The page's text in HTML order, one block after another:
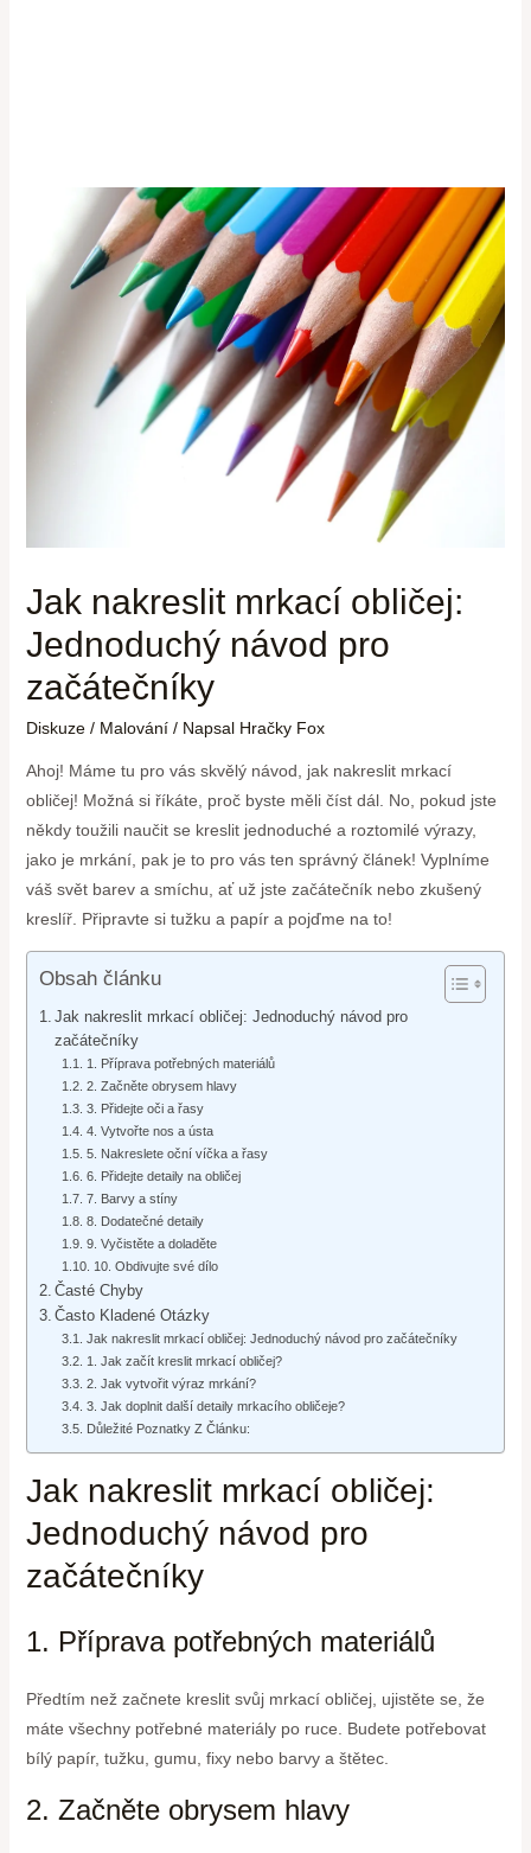
Jak nakreslit mrkací obličej:
Jednoduchý návod pro
začátečníky
Diskuze / Malování/ Napsal Hračky Fox
Ahoj! Máme tu pro vás skvělý návod, jak nakreslit mrkací
obličej! Možná si říkáte, proč byste měli číst dál. No, pokud jste
někdy toužili naučit se kreslit jednoduché a roztomilé výrazy,
jako je mrkání, pak je to pro vás ten správný článek! Vyplníme
váš svět barev a smíchu, ať už jste začátečník nebo zkušený
kreslíř. Připravte si tužku a papír a pojďme na to!
Obsah článku
Jak nakreslit mrkací obličej: Jednoduchý návod pro
začátečníky
1. Příprava potřebných materiálů
2. Začněte obrysem hlavy
3. Přidejte oči a řasy
4. Vytvořte nos a ústa
5. Nakreslete oční víčka a řasy
6. Přidejte detaily na obličej
7. Barvy a stíny
8. Dodatečné detaily
9. Vyčistěte a doladěte
10. Obdivujte své dílo
Časté Chyby
Často Kladené Otázky
Jak nakreslit mrkací obličej: Jednoduchý návod pro začátečníky
1. Jak začít kreslit mrkací obličej?
2. Jak vytvořit výraz mrkání?
3. Jak doplnit další detaily mrkacího obličeje?
Důležité Poznatky Z Článku:
Jak nakreslit mrkací obličej:
Jednoduchý návod pro
začátečníky
1. Příprava potřebných materiálů
Předtím než začnete kreslit svůj mrkací obličej, ujistěte se, že
máte všechny potřebné materiály po ruce. Budete potřebovat
bílý papír, tužku, gumu, fixy nebo barvy a štětec.
2. Začněte obrysem hlavy